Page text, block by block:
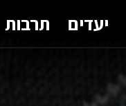
יעדים תרבות